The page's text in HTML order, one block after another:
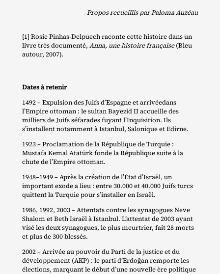
Propos recueillis par Paloma Auzéau
[1] Rosie Pinhas‐​Delpuech raconte cette histoire dans un
livre très documenté, Anna, une histoire française(Bleu
autour, 2007).
Dates à retenir
1492 – Expulsion des Juifs d’Espagne et arrivéedans
l’Empire ottoman : le sultan Bayezid II accueille des
milliers de Juifs séfarades fuyant l’Inquisition. Ils
s’installent notamment à Istanbul, Salonique et Edirne.
1923 – Proclamation de la République de Turquie :
Mustafa Kemal Atatürk fonde la République suite à la
chute de l’Empire ottoman.
1948–1949 – Après la création de l’État d’Israël, un
important exode a lieu : entre 30.000 et 40.000 Juifs turcs
quittent la Turquie pour s’installer en Israël.
1986, 1992, 2003 – Attentats contre les synagogues Neve
Shalom et Beth Israël à Istanbul. L’attentat de 2003 ayant
visé les deux synagogues, le plus meurtrier, fait 28 morts
et plus de 300 blessés.
2002 – Arrivée au pouvoir du Parti de la justice et du
développement (AKP) : le parti d’Erdoğan remporte les
élections, marquant le début d’une nouvelle ère politique